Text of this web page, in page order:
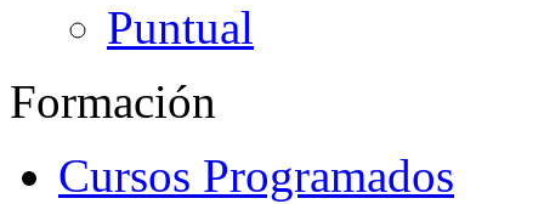
Puntual
Formación
Cursos Programados